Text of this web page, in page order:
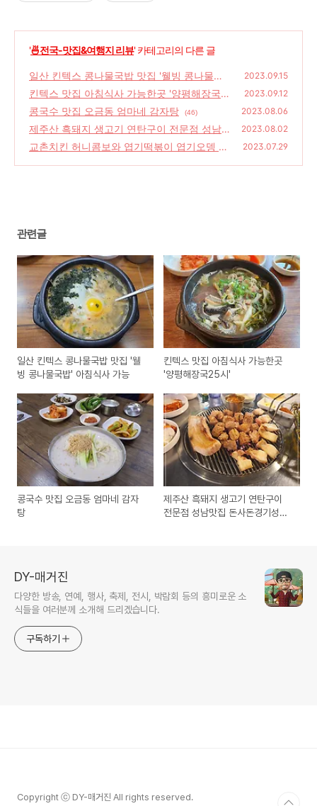
'🍜전국-맛집&여행지 리뷰' 카테고리의 다른 글
일산 킨텍스 콩나물국밥 맛집 '웰빙 콩나물국
밥' 아침식사 가능
(150)
2023.09.15
킨텍스 맛집 아침식사 가능한곳 '양평해장국2
5시'
(162)
2023.09.12
콩국수 맛집 오금동 엄마네 감자탕 (46) 2023.08.06
제주산 흑돼지 생고기 연탄구이 전문점 성남맛
집 돈사돈경기성남점
(66)
2023.08.02
교촌치킨 허니콤보와 엽기떡볶이 엽기오뎅 조
2023.07.29
관련글
일산 킨텍스 콩나물국밥 맛집 '웰
빙 콩나물국밥' 아침식사 가능
킨텍스 맛집 아침식사 가능한곳
'양평해장국25시'
콩국수 맛집 오금동 엄마네 감자
탕
제주산 흑돼지 생고기 연탄구이
전문점 성남맛집 돈사돈경기성남
DY-매거진
다양한 방송, 연예, 행사, 축제, 전시, 박람회 등의 흥미로운 소
식들을 여러분께 소개해 드리겠습니다.
구독하기
Copyright ⓒ DY-매거진 All rights reserved.